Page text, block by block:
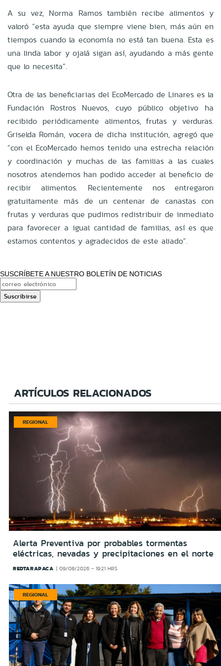
A su vez, Norma Ramos también recibe alimentos y
valoró “esta ayuda que siempre viene bien, más aún en
tiempos cuando la economía no está tan buena. Esta es
una linda labor y ojalá sigan así, ayudando a más gente
que lo necesita”.
Otra de las beneficiarias del EcoMercado de Linares es la
Fundación Rostros Nuevos, cuyo público objetivo ha
recibido periódicamente alimentos, frutas y verduras.
Griselda Román, vocera de dicha institución, agregó que
“con el EcoMercado hemos tenido una estrecha relación
y coordinación y muchas de las familias a las cuales
nosotros atendemos han podido acceder al beneficio de
recibir alimentos. Recientemente nos entregaron
gratuitamente más de un centenar de canastas con
frutas y verduras que pudimos redistribuir de inmediato
para favorecer a igual cantidad de familias, así es que
estamos contentos y agradecidos de este aliado”.
SUSCRÍBETE A NUESTRO BOLETÍN DE NOTICIAS
ARTÍCULOS RELACIONADOS
REGIONAL
Alerta Preventiva por probables tormentas
eléctricas, nevadas y precipitaciones en el norte
REDTARAPACA 09/08/2026 - 19:21 HRS
REGIONAL